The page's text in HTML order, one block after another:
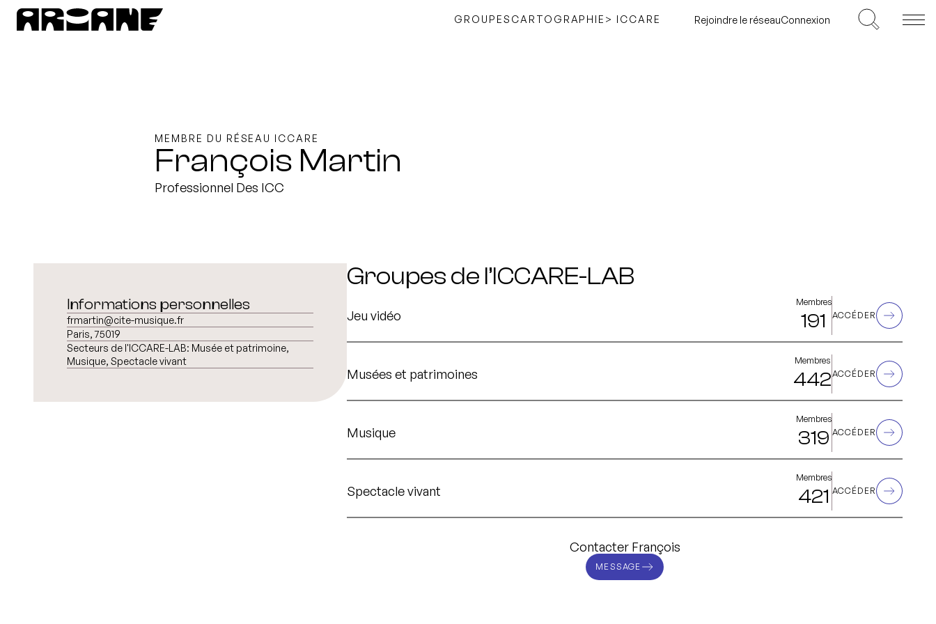
GROUPES CARTOGRAPHIE > ICCARE Rejoindre le réseauConnexion
MEMBRE DU RÉSEAU ICCARE
François Martin
Professionnel Des ICC
Informations personnelles
frmartin@cite-musique.fr
Paris, 75019
Secteurs de l'ICCARE-LAB: Musée et patrimoine,
Musique, Spectacle vivant
Groupes de l’ICCARE-LAB
Jeu vidéo
Membres
191 ACCÉDER
Musées et patrimoines
Membres
442ACCÉDER
Musique
Membres
319 ACCÉDER
Spectacle vivant
Membres
421 ACCÉDER
Contacter François
MESSAGE